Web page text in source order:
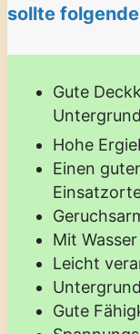
sollte
Gute
Hohe
Einen
Mit
Leicht
Gute